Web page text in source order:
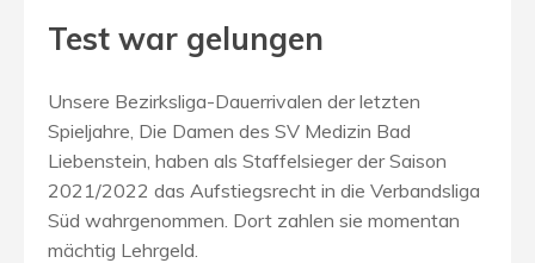
Test war gelungen
Unsere Bezirksliga-Dauerrivalen der letzten
Spieljahre, Die Damen des SV Medizin Bad
Liebenstein, haben als Staffelsieger der Saison
2021/2022 das Aufstiegsrecht in die Verbandsliga
Süd wahrgenommen. Dort zahlen sie momentan
mächtig Lehrgeld.